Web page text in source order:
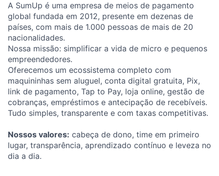
A SumUp é uma empresa de meios de pagamento
global fundada em 2012, presente em dezenas de
países, com mais de 1.000 pessoas de mais de 20
nacionalidades.
Nossa missão: simplificar a vida de micro e pequenos
empreendedores.
Oferecemos um ecossistema completo com
maquininhas sem aluguel, conta digital gratuita, Pix,
link de pagamento, Tap to Pay, loja online, gestão de
cobranças, empréstimos e antecipação de recebíveis.
Tudo simples, transparente e com taxas competitivas.
Nossos valores: cabeça de dono, time em primeiro
lugar, transparência, aprendizado contínuo e leveza no
dia a dia.